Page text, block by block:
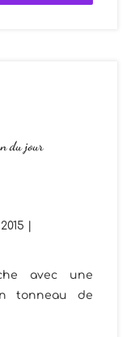
du jour
avec une
tonneau de